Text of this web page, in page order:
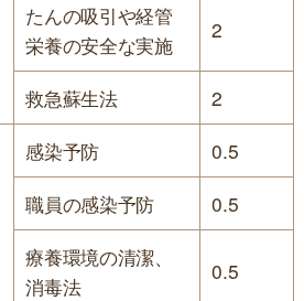
たんの吸引や経管
栄養の安全な実施
2
救急蘇生法 2
感染予防
0.5
職員の感染予防
0.5
療養環境の清潔、
消毒法
0.5